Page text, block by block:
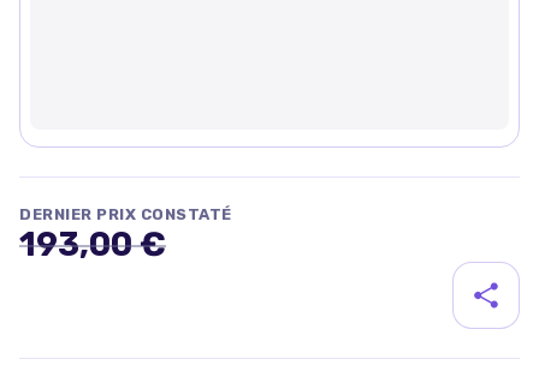
DERNIER PRIX CONSTATÉ
193,00 €